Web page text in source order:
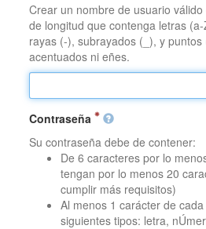
Crear un nombre de usuario
de longitud que contenga letras
rayas (-), subrayados (_), y
acentuados ni eñes.
Contraseña
Su contraseña debe de contener:
De 6 caracteres por lo
tengan por lo menos 20
cumplir más requisitos)
Al menos 1 carácter de
siguientes tipos: letra,